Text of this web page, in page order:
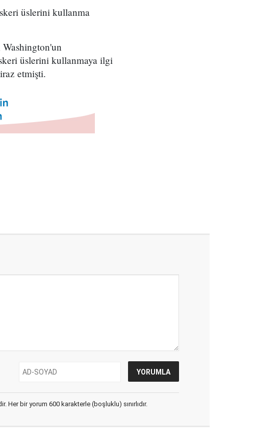
üslerini kullanma
üslerini kullanmaya ilgi
etmişti.
Her bir yorum 600 karakterle (boşluklu) sınırlıdır.